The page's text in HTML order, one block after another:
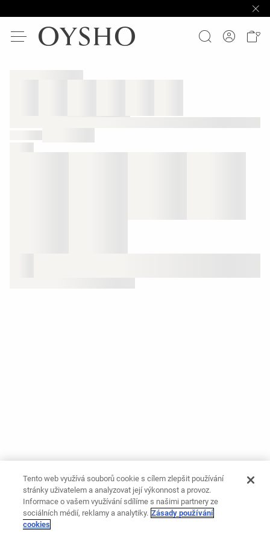
Tento web využívá souborů cookie s cílem zlepšit používání
stránky uživatelem a analyzovat její výkonnost a provoz.
Informace o vašem využívání sdílíme s našimi partnery ze
sociálních médií, reklamy a analytiky. Zásady používání
cookies